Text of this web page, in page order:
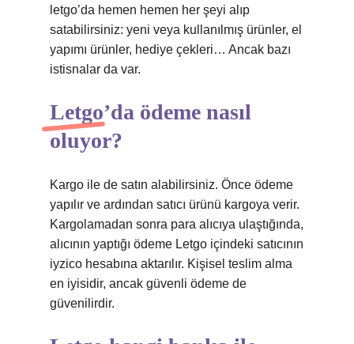
letgo’da hemen hemen her şeyi alıp
satabilirsiniz: yeni veya kullanılmış ürünler, el
yapımı ürünler, hediye çekleri… Ancak bazı
istisnalar da var.
Letgo’da ödeme nasıl
oluyor?
Kargo ile de satın alabilirsiniz. Önce ödeme
yapılır ve ardından satıcı ürünü kargoya verir.
Kargolamadan sonra para alıcıya ulaştığında,
alıcının yaptığı ödeme Letgo içindeki satıcının
iyzico hesabına aktarılır. Kişisel teslim alma
en iyisidir, ancak güvenli ödeme de
güvenilirdir.